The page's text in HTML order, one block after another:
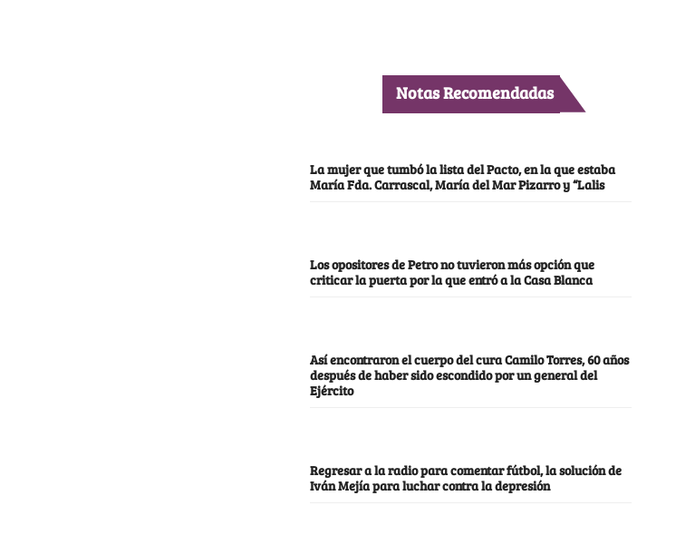
Notas Recomendadas
La mujer que tumbó la lista del Pacto, en la que estaba
María Fda. Carrascal, María del Mar Pizarro y “Lalis
Los opositores de Petro no tuvieron más opción que
criticar la puerta por la que entró a la Casa Blanca
Así encontraron el cuerpo del cura Camilo Torres, 60 años
después de haber sido escondido por un general del
Ejército
Regresar a la radio para comentar fútbol, la solución de
Iván Mejía para luchar contra la depresión